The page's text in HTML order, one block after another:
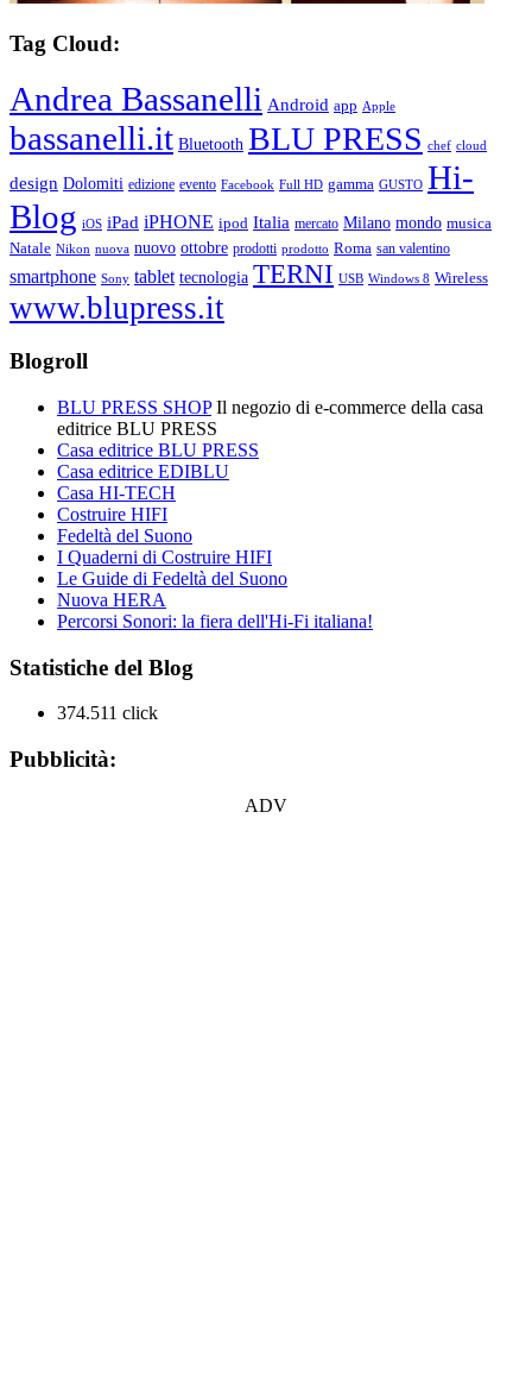
Tag Cloud:
Andrea Bassanelli Android app Apple
bassanelli.it Bluetooth BLU PRESS chef cloud
design Dolomiti edizione evento Facebook Full HD gamma GUSTO Hi-
Blog iOS iPad iPHONE ipod Italia mercato Milano mondo musica
Natale Nikon nuova nuovo ottobre prodotti prodotto Roma san valentino
smartphone Sony tablet tecnologia TERNI USB Windows 8 Wireless
www.blupress.it
Blogroll
BLU PRESS SHOPIl negozio di e-commerce della casa
editrice BLU PRESS
Casa editrice BLU PRESS
Casa editrice EDIBLU
Casa HI-TECH
Costruire HIFI
Fedeltà del Suono
I Quaderni di Costruire HIFI
Le Guide di Fedeltà del Suono
Nuova HERA
Percorsi Sonori: la fiera dell'Hi-Fi italiana!
Statistiche del Blog
374.511 click
Pubblicità:
ADV